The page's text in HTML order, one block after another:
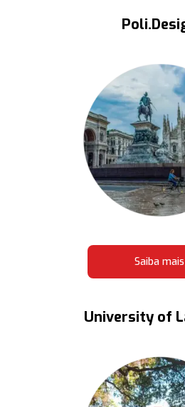
Saiba mais
University of